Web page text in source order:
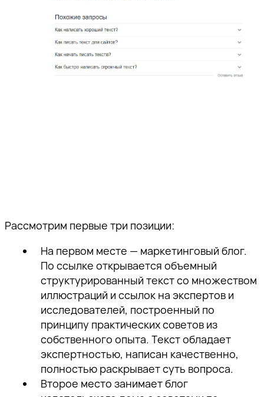
Рассмотрим первые три позиции:
На первом месте — маркетинговый блог.
По ссылке открывается объемный
структурированный текст со множеством
иллюстраций и ссылок на экспертов и
исследователей, построенный по
принципу практических советов из
собственного опыта. Текст обладает
экспертностью, написан качественно,
полностью раскрывает суть вопроса.
Второе место занимает блог
Спасибо за подписку!
Мы отправили вам
проверочное письмо —
Спасибо за подписку!
Мы отправили вам
проверочное письмо —
Спасибо!
Наш специалист свяжется с вами в
ближайшее время.
Подпишитесь, чтобы получать
тщательно отобранную экспертную
информацию о продвижении
Спасибо за подписку!
Мы отправили вам
проверочное письмо —